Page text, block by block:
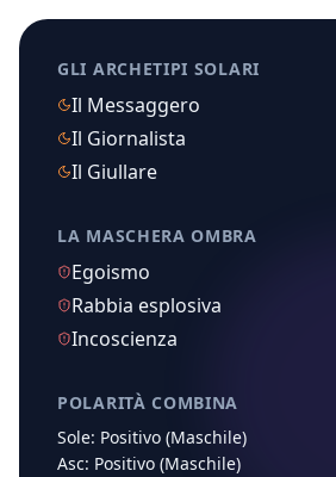
GLI ARCHETIPI SOLARI
Il Messaggero
Il Giornalista
Il Giullare
LA MASCHERA OMBRA
Egoismo
Rabbia esplosiva
Incoscienza
POLARITÀ COMBINA
Sole: Positivo (Maschile)
Asc: Positivo (Maschile)